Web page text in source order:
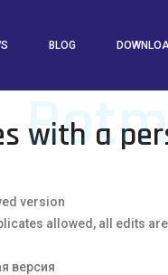
BLOG
Pricing
with a
version
allowed, all edits
версия